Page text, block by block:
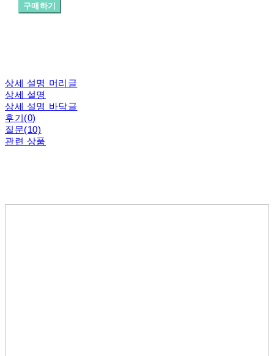
구매하기
상세 설명 머리글
상세 설명
상세 설명 바닥글
후기(0)
질문(10)
관련 상품